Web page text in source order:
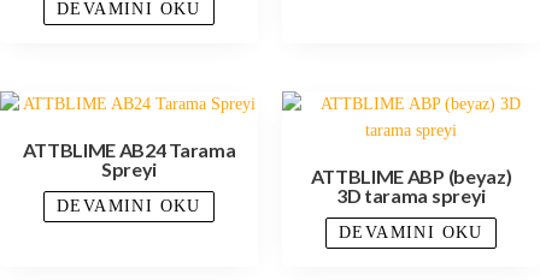
DEVAMINI OKU
ATTBLIME AB24 Tarama
Spreyi
DEVAMINI OKU
ATTBLIME ABP (beyaz)
3D tarama spreyi
DEVAMINI OKU